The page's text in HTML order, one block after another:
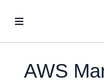
AWS